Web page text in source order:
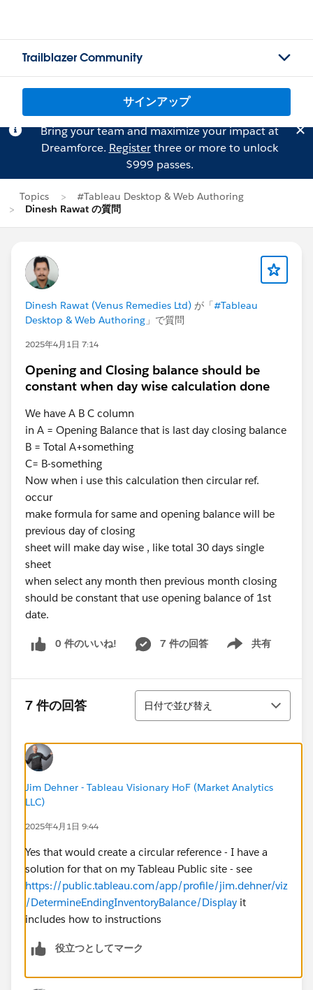
Trailblazer Community
サインアップ
Bring your team and maximize your impact at
Dreamforce. Registerthree or more to unlock
$999 passes.
Topics
#Tableau Desktop & Web Authoring
Dinesh Rawat の質問
Dinesh Rawat (Venus Remedies Ltd) が「#Tableau
Desktop & Web Authoring 」で質問
2025年4月1日 7:14
Opening and Closing balance should be
constant when day wise calculation done
We have A B C column
in A = Opening Balance that is last day closing balance
B = Total A+something
C= B-something
Now when i use this calculation then circular ref.
occur
make formula for same and opening balance will be
previous day of closing
sheet will make day wise , like total 30 days single
sheet
when select any month then previous month closing
should be constant that use opening balance of 1st
date.
0 件のいいね! 7 件の回答 共有
Show menu
7 件の回答
並び替え
日付で並び替え
Jim Dehner - Tableau Visionary HoF (Market Analytics
LLC)
2025年4月1日 9:44
Yes that would create a circular reference - I have a
solution for that on my Tableau Public site - see
https://public.tableau.com/app/profile/jim.dehner/viz
/DetermineEndingInventoryBalance/Display it
includes how to instructions
役立つとしてマーク